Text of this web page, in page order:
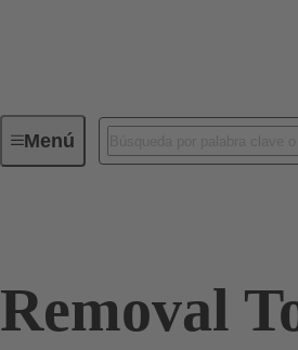
MenúHerramientas
Removal